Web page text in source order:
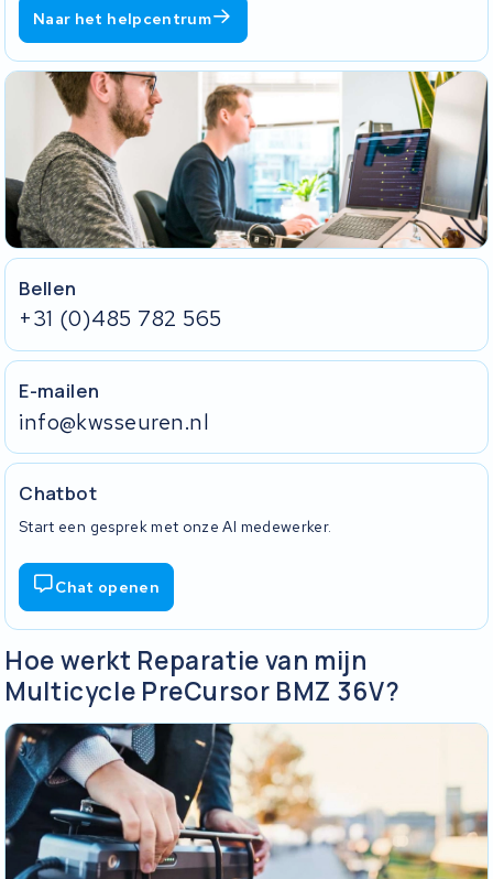
Naar het helpcentrum
Bellen
+31 (0)485 782 565
E-mailen
info@kwsseuren.nl
Chatbot
Start een gesprek met onze AI medewerker.
Chat openen
Hoe werkt Reparatie van mijn
Multicycle PreCursor BMZ 36V?